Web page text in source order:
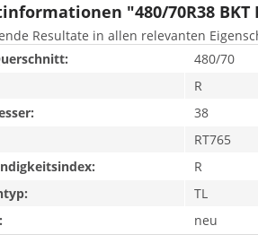
"480/70R38 BKT
Resultate in allen relevanten
480/70
R
38
RT765
R
TL
neu